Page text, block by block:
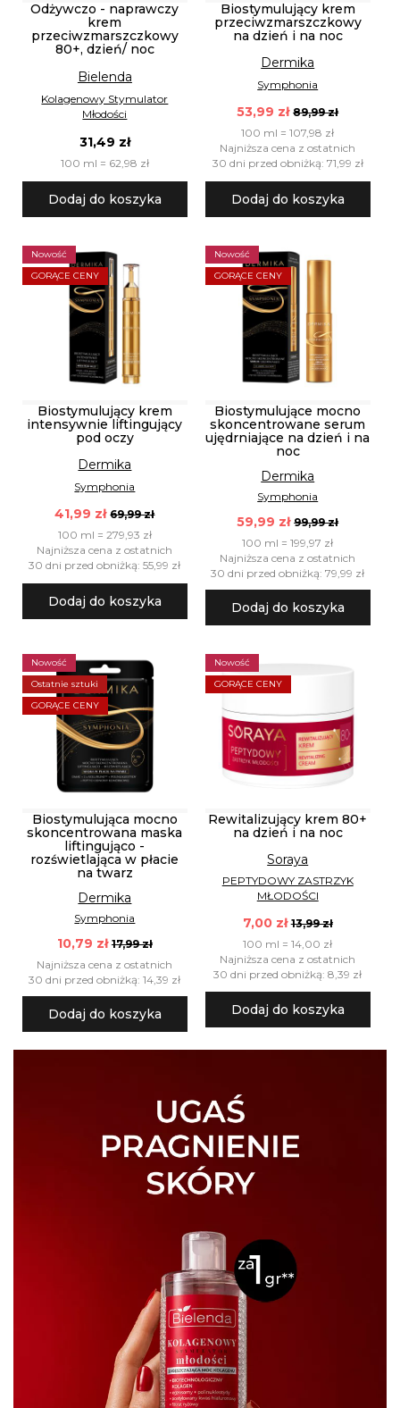
Odżywczo - naprawczy
krem
przeciwzmarszczkowy
80+, dzień/ noc
Bielenda
Kolagenowy Stymulator
Młodości
31,49 zł
100 ml = 62,98 zł
Dodaj do koszyka
Biostymulujący krem
przeciwzmarszczkowy
na dzień i na noc
Dermika
Symphonia
53,99 zł 89,99 zł
100 ml = 107,98 zł
Najniższa cena z ostatnich
30 dni przed obniżką: 71,99 zł
Dodaj do koszyka
Nowość
GORĄCE CENY
Biostymulujący krem
intensywnie liftingujący
pod oczy
Dermika
Symphonia
41,99 zł 69,99 zł
100 ml = 279,93 zł
Najniższa cena z ostatnich
30 dni przed obniżką: 55,99 zł
Dodaj do koszyka
Nowość
GORĄCE CENY
Biostymulujące mocno
skoncentrowane serum
ujędrniające na dzień i na
noc
Dermika
Symphonia
59,99 zł 99,99 zł
100 ml = 199,97 zł
Najniższa cena z ostatnich
30 dni przed obniżką: 79,99 zł
Dodaj do koszyka
Nowość
Ostatnie sztuki
GORĄCE CENY
Biostymulująca mocno
skoncentrowana maska
liftingująco -
rozświetlająca w płacie
na twarz
Dermika
Symphonia
10,79 zł 17,99 zł
Najniższa cena z ostatnich
30 dni przed obniżką: 14,39 zł
Dodaj do koszyka
Nowość
GORĄCE CENY
Rewitalizujący krem 80+
na dzień i na noc
Soraya
PEPTYDOWY ZASTRZYK
MŁODOŚCI
7,00 zł 13,99 zł
100 ml = 14,00 zł
Najniższa cena z ostatnich
30 dni przed obniżką: 8,39 zł
Dodaj do koszyka